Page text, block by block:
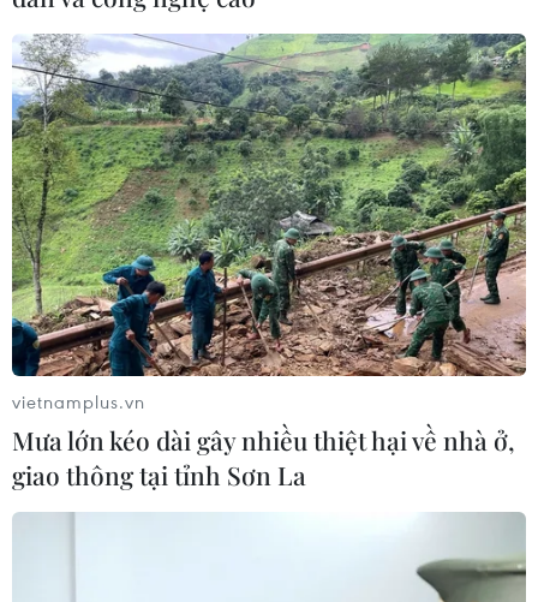
vietnamplus.vn
Mưa lớn kéo dài gây nhiều thiệt hại về nhà ở,
giao thông tại tỉnh Sơn La